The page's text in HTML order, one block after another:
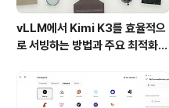
vLLM에서 Kimi K3를 효율적으
로 서빙하는 방법과 주요 최적화